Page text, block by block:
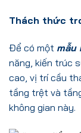
Thách thức
Để có một mẫu
năng, kiến trúc
cao, vị trí cầu
tầng trệt và
không gian này.